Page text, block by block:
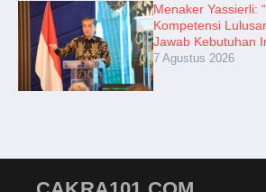
Menaker Yassierli:
Kompetensi
Jawab Kebutuhan
7 Agustus 2026